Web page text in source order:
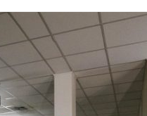
e
Up:
anche